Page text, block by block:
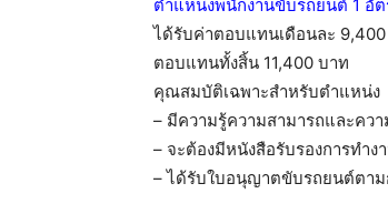
ตำแหน่งพนักงานขับรถยนต์ 1 อัต
ได้รับค่าตอบแทนเดือนละ 9,400
ตอบแทนทั้งสิ้น 11,400 บาท
คุณสมบัติเฉพาะสำหรับตำแหน่ง
– มีความรู้ความสามารถและคว
– จะต้องมีหนังสือรับรองการทำ
– ได้รับใบอนุญาตขับรถยนต์ตา